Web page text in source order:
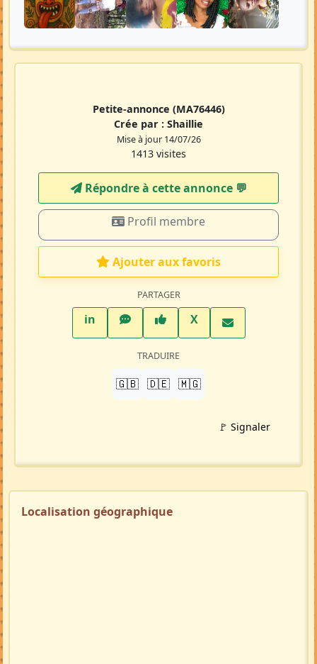
Petite-annonce (MA76446)
Crée par : Shaillie
Mise à jour 14/07/26
1413 visites
Répondre à cette annonce 💬​
Profil membre
Ajouter aux favoris
PARTAGER
inLinkedInWhatsAppFacebook
XTwitter X
TRADUIRE
🇬🇧 🇩🇪 🇲🇬
🚩 Signaler
Localisation géographique